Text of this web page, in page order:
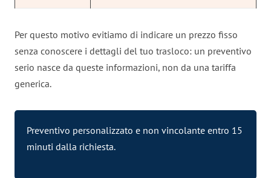
Per questo motivo evitiamo di indicare un prezzo fisso
senza conoscere i dettagli del tuo trasloco: un preventivo
serio nasce da queste informazioni, non da una tariffa
generica.
Preventivo personalizzato e non vincolante entro 15
minuti dalla richiesta.